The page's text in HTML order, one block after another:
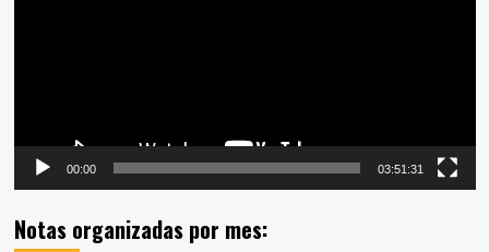
00:00 03:51:31
Notas organizadas por mes: